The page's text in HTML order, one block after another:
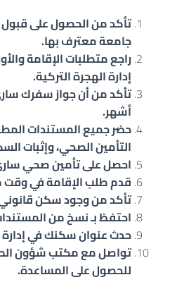
تأكد من الحصول على
جامعة معترف بها.
راجع متطلبات الإقامة
إدارة الهجرة التركية.
أشهر.
حضر جميع المستندات
التأمين الصحي، وإثبات
احصل على تأمين صحي
قدم طلب الإقامة في وقت
تأكد من وجود سكن
احتفظ بـ نسخ من
حدث عنوان سكنك في إدارة
تواصل مع مكتب شؤون
للحصول على المساعدة.